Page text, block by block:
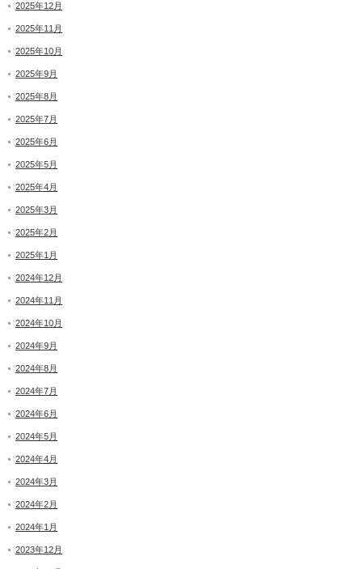
2025年12月
2025年11月
2025年10月
2025年9月
2025年8月
2025年7月
2025年6月
2025年5月
2025年4月
2025年3月
2025年2月
2025年1月
2024年12月
2024年11月
2024年10月
2024年9月
2024年8月
2024年7月
2024年6月
2024年5月
2024年4月
2024年3月
2024年2月
2024年1月
2023年12月